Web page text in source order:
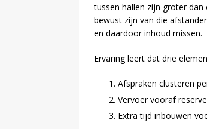
tussen hallen zijn groter
bewust zijn van die
en daardoor inhoud missen.
Ervaring leert dat drie
Afspraken clusteren
Vervoer vooraf
Extra tijd inbouwen